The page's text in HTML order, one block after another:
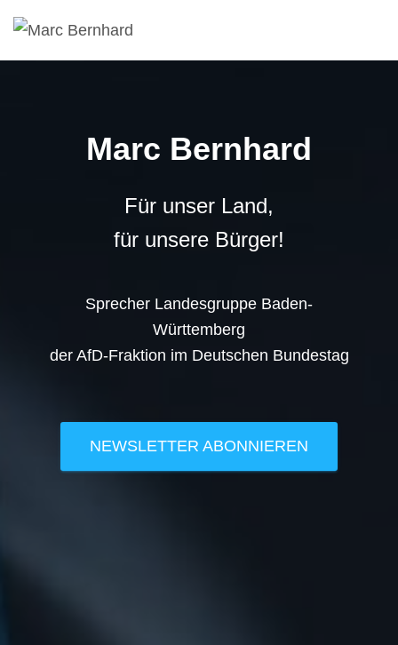
Marc Bernhard
Für unser Land,
für unsere Bürger!
Sprecher Landesgruppe Baden-
Württemberg
der AfD-Fraktion im Deutschen Bundestag
NEWSLETTER ABONNIEREN